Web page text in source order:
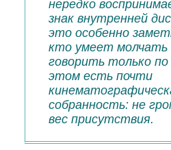
нередко
знак внутренней
это особенно
кто умеет молчать
говорить только
этом есть почти
собранность: не
вес присутствия.